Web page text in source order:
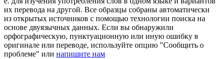
их перевода на другой. Все образцы собраны автоматически
из открытых источников с помощью технологии поиска на
основе двуязычных данных. Если вы обнаружили
орфографическую, пунктуационную или иную ошибку в
оригинале или переводе, используйте опцию "Сообщить о
проблеме" или напишите нам